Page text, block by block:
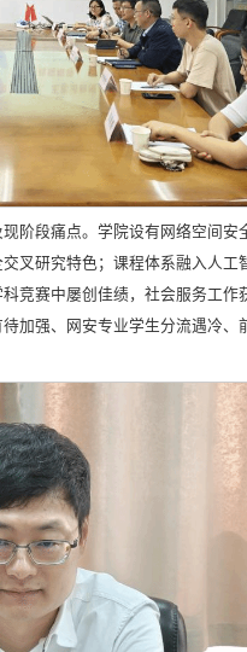
阶段痛点。学院设有网络空间安
叉研究特色；课程体系融入人
竞赛中屡创佳绩，社会服务工作
加强、网安专业学生分流遇冷、